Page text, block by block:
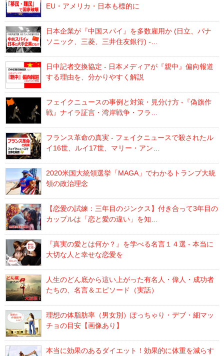
EU・アメリカ・日本も標的に
日本企業が『中国スパイ』を多数雇用か (日立、パナ
ソニック、三菱、三井住友銀行) -…
日中記者交換協定 - 日本メディアが『親中』偏向報道
する理由を、分かりやすく解説
フェイクニュースの事例と対策・見分け方 -『偽旗作
戦』ナイラ証言・湾岸戦争・フラ…
フランス革命の真実 - フェイクニュースで殺されたル
イ16世、ルイ17世、マリー・アン…
2020米国大統領選挙「MAGA」でわかるトランプ大統
領の政治理念
【恋愛の試練：三年目のジンクス】付き合って3年目の
カップルは「恋と愛の違い」を知…
『真実の愛とは何か？』を学べる名言１４選 - 本当に
大切な人と幸せな恋愛を
人生のどん底から這い上がった有名人・偉人・成功者
たちの、名言＆エピソード（実話）
理想の体脂肪率（男女別）ぽっちゃり・デブ・細マッ
チョの目安【画像あり】
本当に効果のあるダイエット！効果的に体重を減らす